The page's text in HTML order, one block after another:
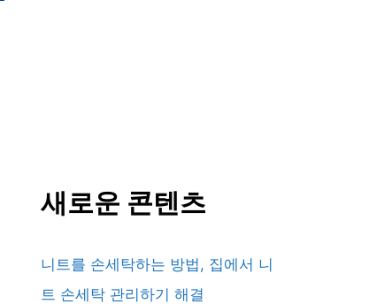
새로운 콘텐츠
니트를 손세탁하는 방법, 집에서 니
트 손세탁 관리하기 해결